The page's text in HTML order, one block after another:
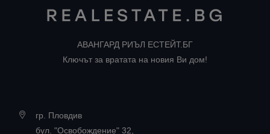
АВАНГАРД РИЪЛ ЕСТЕЙТ.БГ
Ключът за вратата на новия Ви дом!
гр. Пловдив
бул. "Освобождение" 32,